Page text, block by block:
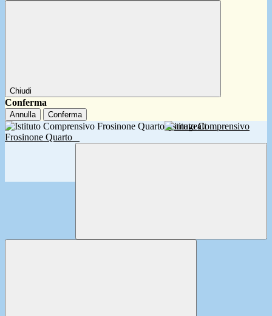
Chiudi
Conferma
Annulla Conferma
Istituto Comprensivo
Frosinone Quarto